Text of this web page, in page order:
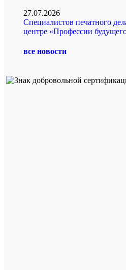
27.07.2026
Специалистов печатного
центре «Профессии
все новости